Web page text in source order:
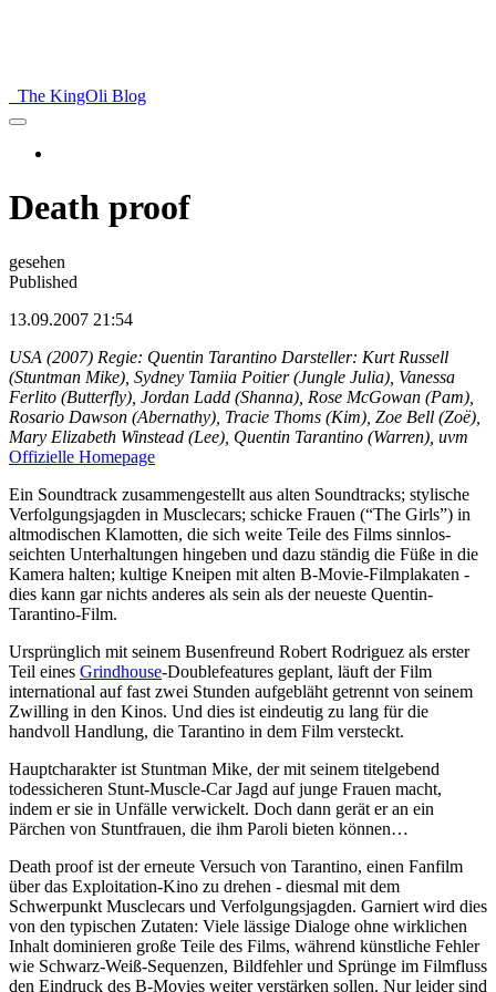
The KingOli Blog
Death proof
gesehen
Published
13.09.2007 21:54
USA (2007) Regie: Quentin Tarantino Darsteller: Kurt Russell
(Stuntman Mike), Sydney Tamiia Poitier (Jungle Julia), Vanessa
Ferlito (Butterfly), Jordan Ladd (Shanna), Rose McGowan (Pam),
Rosario Dawson (Abernathy), Tracie Thoms (Kim), Zoe Bell (Zoë),
Mary Elizabeth Winstead (Lee), Quentin Tarantino (Warren), uvm
Offizielle Homepage
Ein Soundtrack zusammengestellt aus alten Soundtracks; stylische
Verfolgungsjagden in Musclecars; schicke Frauen (“The Girls”) in
altmodischen Klamotten, die sich weite Teile des Films sinnlos-
seichten Unterhaltungen hingeben und dazu ständig die Füße in die
Kamera halten; kultige Kneipen mit alten B-Movie-Filmplakaten -
dies kann gar nichts anderes als sein als der neueste Quentin-
Tarantino-Film.
Ursprünglich mit seinem Busenfreund Robert Rodriguez als erster
Teil eines Grindhouse-Doublefeatures geplant, läuft der Film
international auf fast zwei Stunden aufgebläht getrennt von seinem
Zwilling in den Kinos. Und dies ist eindeutig zu lang für die
handvoll Handlung, die Tarantino in dem Film versteckt.
Hauptcharakter ist Stuntman Mike, der mit seinem titelgebend
todessicheren Stunt-Muscle-Car Jagd auf junge Frauen macht,
indem er sie in Unfälle verwickelt. Doch dann gerät er an ein
Pärchen von Stuntfrauen, die ihm Paroli bieten können…
Death proof ist der erneute Versuch von Tarantino, einen Fanfilm
über das Exploitation-Kino zu drehen - diesmal mit dem
Schwerpunkt Musclecars und Verfolgungsjagden. Garniert wird dies
von den typischen Zutaten: Viele lässige Dialoge ohne wirklichen
Inhalt dominieren große Teile des Films, während künstliche Fehler
wie Schwarz-Weiß-Sequenzen, Bildfehler und Sprünge im Filmfluss
den Eindruck des B-Movies weiter verstärken sollen. Nur leider sind